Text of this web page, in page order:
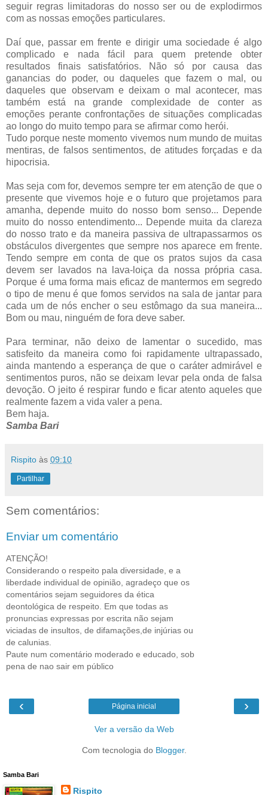
seguir regras limitadoras do nosso ser ou de explodirmos
com as nossas emoções particulares.
Daí que, passar em frente e dirigir uma sociedade é algo
complicado e nada fácil para quem pretende obter
resultados finais satisfatórios. Não só por causa das
ganancias do poder, ou daqueles que fazem o mal, ou
daqueles que observam e deixam o mal acontecer, mas
também está na grande complexidade de conter as
emoções perante confrontações de situações complicadas
ao longo do muito tempo para se afirmar como herói.
Tudo porque neste momento vivemos num mundo de muitas
mentiras, de falsos sentimentos, de atitudes forçadas e da
hipocrisia.
Mas seja com for, devemos sempre ter em atenção de que o
presente que vivemos hoje e o futuro que projetamos para
amanha, depende muito do nosso bom senso... Depende
muito do nosso entendimento... Depende muita da clareza
do nosso trato e da maneira passiva de ultrapassarmos os
obstáculos divergentes que sempre nos aparece em frente.
Tendo sempre em conta de que os pratos sujos da casa
devem ser lavados na lava-loiça da nossa própria casa.
Porque é uma forma mais eficaz de mantermos em segredo
o tipo de menu é que fomos servidos na sala de jantar para
cada um de nós encher o seu estômago da sua maneira...
Bom ou mau, ninguém de fora deve saber.
Para terminar, não deixo de lamentar o sucedido, mas
satisfeito da maneira como foi rapidamente ultrapassado,
ainda mantendo a esperança de que o caráter admirável e
sentimentos puros, não se deixam levar pela onda de falsa
devoção. O jeito é respirar fundo e ficar atento aqueles que
realmente fazem a vida valer a pena.
Bem haja.
Samba Bari
Rispito às 09:10
Partilhar
Sem comentários:
Enviar um comentário
ATENÇÃO!
Considerando o respeito pala diversidade, e a
liberdade individual de opinião, agradeço que os
comentários sejam seguidores da ética
deontológica de respeito. Em que todas as
pronuncias expressas por escrita não sejam
viciadas de insultos, de difamações,de injúrias ou
de calunias.
Paute num comentário moderado e educado, sob
pena de nao sair em público
‹ ›
Página inicial
Ver a versão da Web
Com tecnologia do Blogger.
Samba Bari
Rispito